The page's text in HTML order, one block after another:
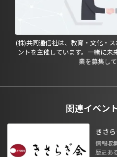
(株)共同通信社は、教育・文化・
ントを主催しています。一緒に
業を募集して
関連イベン
きさ
情報収
歴史あ